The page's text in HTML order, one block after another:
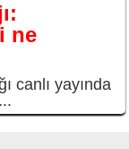
ne
canlı yayında